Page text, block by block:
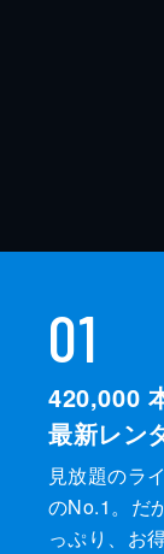
01
420,000
最新レン
見放題のラ
のNo.1。だ
っぷり、お